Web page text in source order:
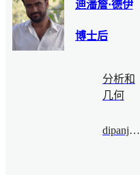
迪潘詹·德伊
博士后
分析和
几何
dipanjandey@bimsa.cn